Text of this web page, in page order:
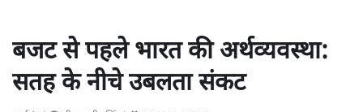
बजट से पहले भारत की अर्थव्यवस्था:
सतह के नीचे उबलता संकट